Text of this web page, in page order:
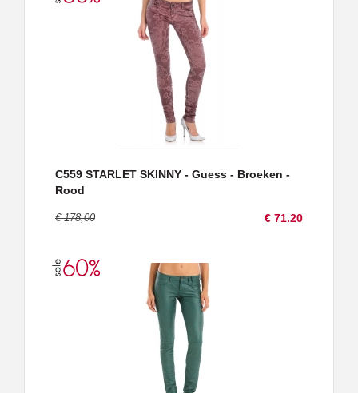
C559 STARLET SKINNY - Guess - Broeken -
Rood
€ 178,00 € 71.20